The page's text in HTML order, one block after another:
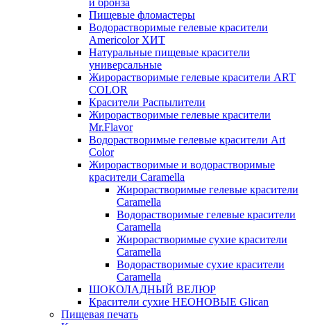
и бронза
Пищевые фломастеры
Водорастворимые гелевые красители
Americolor ХИТ
Натуральные пищевые красители
универсальные
Жирорастворимые гелевые красители ART
COLOR
Красители Распылители
Жирорастворимые гелевые красители
Mr.Flavor
Водорастворимые гелевые красители Art
Color
Жирорастворимые и водорастворимые
красители Caramella
Жирорастворимые гелевые красители
Caramella
Водорастворимые гелевые красители
Caramella
Жирорастворимые сухие красители
Caramella
Водорастворимые сухие красители
Caramella
ШОКОЛАДНЫЙ ВЕЛЮР
Красители сухие НЕОНОВЫЕ Glican
Пищевая печать